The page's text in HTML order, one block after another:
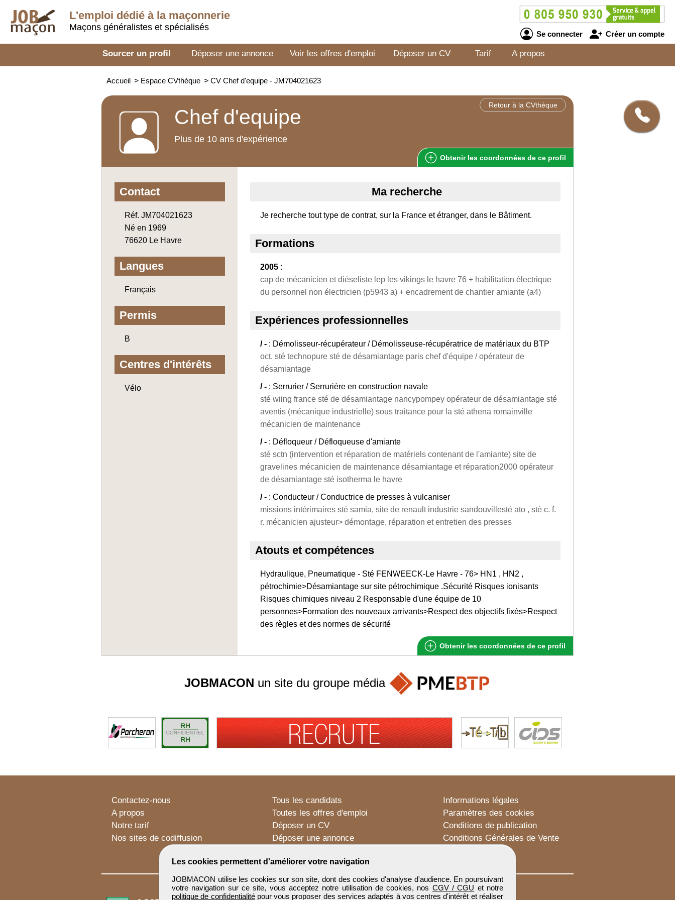
L'emploi dédié à la maçonnerie
Maçons généralistes et spécialisés
Se connecter Créer un compte
Sourcer un profil Déposer une annonce Voir les offres d'emploi Déposer un CV Tarif A propos
Accueil > Espace CVthèque > CV Chef d'equipe - JM704021623
Retour à la CVthèque
Chef d'equipe
Plus de 10 ans d'expérience
Obtenir les coordonnées de ce profil
Contact
Réf. JM704021623
Né en 1969
76620 Le Havre
Langues
Français
Permis
B
Centres d'intérêts
Vélo
Ma recherche
Je recherche tout type de contrat, sur la France et étranger, dans le Bâtiment.
Formations
2005 :
cap de mécanicien et diéseliste lep les vikings le havre 76 + habilitation électrique
du personnel non électricien (p5943 a) + encadrement de chantier amiante (a4)
Expériences professionnelles
/ - : Démolisseur-récupérateur / Démolisseuse-récupératrice de matériaux du BTP
oct. sté technopure sté de désamiantage paris chef d'équipe / opérateur de
désamiantage
/ - : Serrurier / Serrurière en construction navale
sté wiing france sté de désamiantage nancypompey opérateur de désamiantage sté
aventis (mécanique industrielle) sous traitance pour la sté athena romainville
mécanicien de maintenance
/ - : Défloqueur / Défloqueuse d'amiante
sté sctn (intervention et réparation de matériels contenant de l'amiante) site de
gravelines mécanicien de maintenance désamiantage et réparation2000 opérateur
de désamiantage sté isotherma le havre
/ - : Conducteur / Conductrice de presses à vulcaniser
missions intérimaires sté samia, site de renault industrie sandouvillesté ato , sté c. f.
r. mécanicien ajusteur> démontage, réparation et entretien des presses
Atouts et compétences
Hydraulique, Pneumatique - Sté FENWEECK-Le Havre - 76> HN1 , HN2 ,
pétrochimie>Désamiantage sur site pétrochimique .Sécurité Risques ionisants
Risques chimiques niveau 2 Responsable d'une équipe de 10
personnes>Formation des nouveaux arrivants>Respect des objectifs fixés>Respect
des règles et des normes de sécurité
Obtenir les coordonnées de ce profil
Les cookies permettent d'améliorer votre navigation
JOBMACON utilise les cookies sur son site, dont des cookies d'analyse d'audience. En poursuivant
votre navigation sur ce site, vous acceptez notre utilisation de cookies, nos CGV / CGU et notre
politique de confidentialitépour vous proposer des services adaptés à vos centres d'intérêt et réaliser
JOBMACON un site du groupe média
Contactez-nous
A propos
Notre tarif
Nos sites de codiffusion
Tous les candidats
Toutes les offres d'emploi
Déposer un CV
Déposer une annonce
Informations légales
Paramètres des cookies
Conditions de publication
Conditions Générales de Vente